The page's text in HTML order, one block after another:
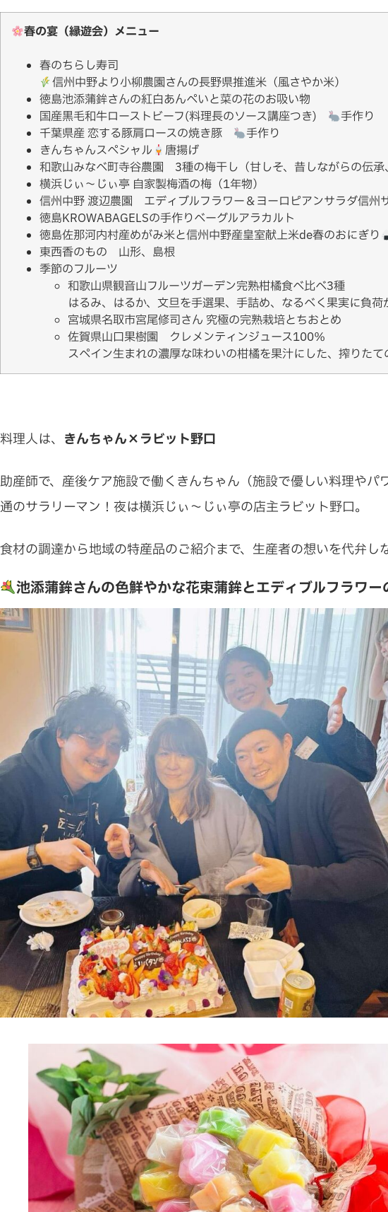
春の宴（縁遊会）メニュー
春のちらし寿司
信州中野より小柳農園さんの長野県推進米（風さやか米）
徳島池添蒲鉾さんの紅白あんぺいと菜の花のお吸い物
国産黒毛和牛ローストビーフ(料理長のソース講座つき)
手作り
千葉県産 恋する豚肩ロースの焼き豚
手作り
きんちゃんスペシャル
唐揚げ
和歌山みなべ町寺谷農園 3種の梅干し（甘しそ、昔しながらの伝承
横浜じぃ〜じぃ亭 自家製梅酒の梅（1年物）
信州中野 渡辺農園 エディブルフラワー＆ヨーロピアンサラダ信州
徳島KROWABAGELSの手作りベーグルアラカルト
徳島佐那河内村産めがみ米と信州中野産皇室献上米de春のおにぎり
東西香のもの 山形、島根
季節のフルーツ
和歌山県観音山フルーツガーデン完熟柑橘食べ比べ3種
はるみ、はるか、文旦を手選果、手詰め、なるべく果実に負荷
宮城県名取市宮尾修司さん 究極の完熟栽培とちおとめ
佐賀県山口果樹園 クレメンティンジュース100％
スペイン生まれの濃厚な味わいの柑橘を果汁にした、搾りたて
料理人は、 きんちゃん×ラビット野口
助産師で、産後ケア施設で働くきんちゃん（施設で優しい料理や
通のサラリーマン！夜は横浜じぃ〜じぃ亭の店主ラビット野口。
食材の調達から地域の特産品のご紹介まで、生産者の想いを代弁し
池添蒲鉾さんの色鮮やかな花束蒲鉾とエディブルフラワー